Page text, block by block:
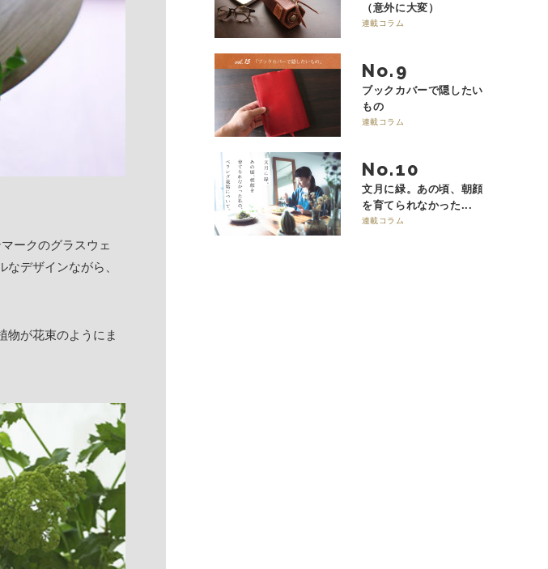
ークのグラスウェ
デザインながら、
物が花束のようにま
（意外に大変）
連載コラム
No.
ブックカバーで隠したい
もの
連載コラム
No.
文月に緑。あの頃、朝顔
を育てられなかった...
連載コラム